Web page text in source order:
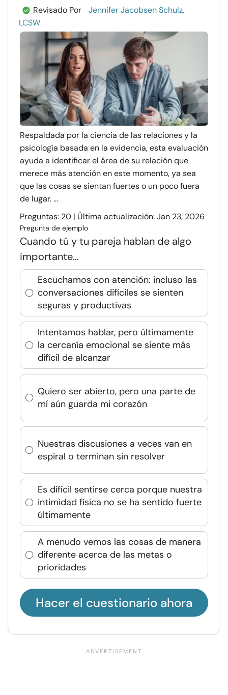
Revisado Por
Jennifer Jacobsen Schulz,
LCSW
Respaldada por la ciencia de las relaciones y la
psicología basada en la evidencia, esta evaluación
ayuda a identificar el área de su relación que
merece más atención en este momento, ya sea
que las cosas se sientan fuertes o un poco fuera
de lugar. ...
Preguntas: 20 | Última actualización: Jan 23, 2026
Pregunta de ejemplo
Cuando tú y tu pareja hablan de algo
importante...
Escuchamos con atención: incluso las
conversaciones difíciles se sienten
seguras y productivas
Intentamos hablar, pero últimamente
la cercanía emocional se siente más
difícil de alcanzar
Quiero ser abierto, pero una parte de
mí aún guarda mi corazón
Nuestras discusiones a veces van en
espiral o terminan sin resolver
Es difícil sentirse cerca porque nuestra
intimidad física no se ha sentido fuerte
últimamente
A menudo vemos las cosas de manera
diferente acerca de las metas o
prioridades
Hacer el cuestionario ahora